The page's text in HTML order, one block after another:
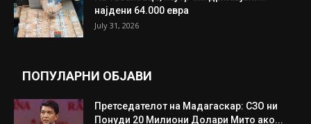
најдени 64.000 евра
July 31, 2026
ПОПУЛАРНИ ОБЈАВИ
Претседателот на Мадагаскар: СЗО ни
Понуди 20 Милиони Долари Мито ако...